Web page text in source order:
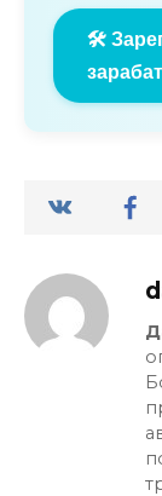
🛠️